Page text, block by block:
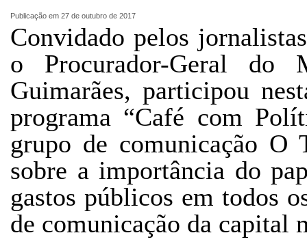
Publicação em 27 de outubro de 2017
Convidado pelos
o Procurador-Geral do
Guimarães, participou
programa “Café com
grupo de comunicação O
sobre a importância do
gastos públicos em todos
de comunicação da capital